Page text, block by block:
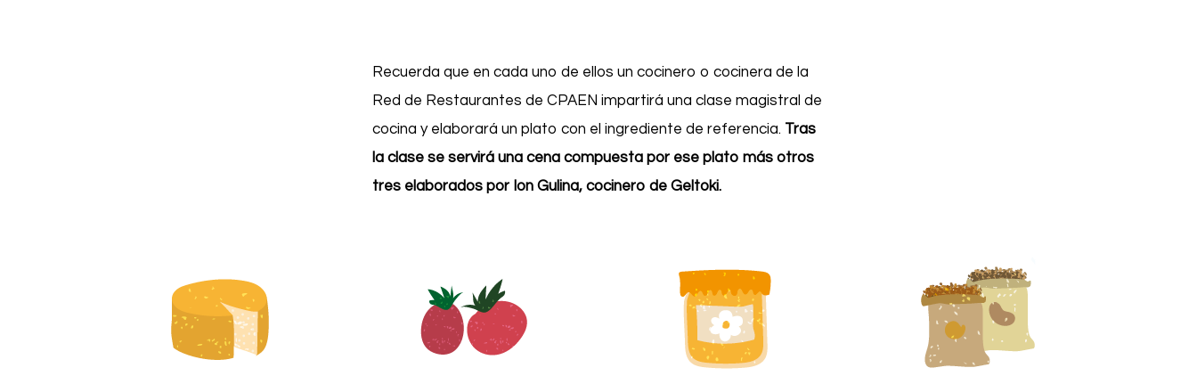
Recuerda que en cada uno de ellos un cocinero o cocinera de la
Red de Restaurantes de CPAEN impartirá una clase magistral de
cocina y elaborará un plato con el ingrediente de referencia. Tras
la clase se servirá una cena compuesta por ese plato más otros
tres elaborados por Ion Gulina, cocinero de Geltoki.